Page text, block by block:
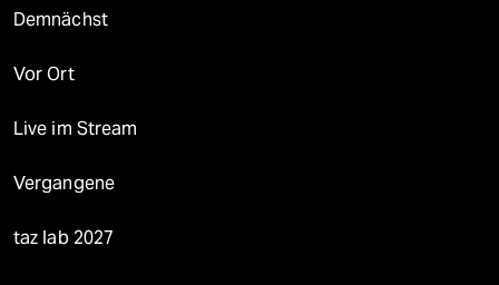
Demnächst
Vor Ort
Live im Stream
Vergangene
taz lab 2027